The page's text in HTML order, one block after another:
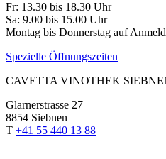
Fr: 13.30 bis 18.30 Uhr
Sa: 9.00 bis 15.00 Uhr
Montag bis Donnerstag auf
Spezielle Öffnungszeiten
CAVETTA VINOTHEK
Glarnerstrasse 27
8854 Siebnen
T +41 55 440 13 88